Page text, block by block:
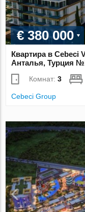
€ 380 000
Квартира в Cebeci
Анталья, Турция
Комнат:3
Cebeci Group